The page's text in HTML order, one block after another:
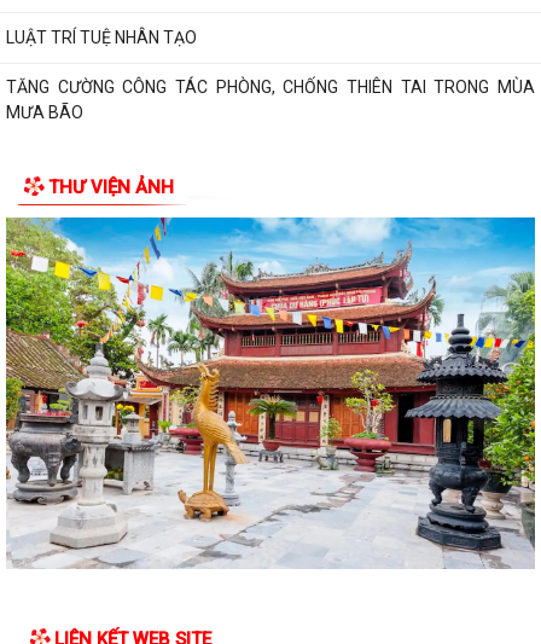
LUẬT TRÍ TUỆ NHÂN TẠO
TĂNG CƯỜNG CÔNG TÁC PHÒNG, CHỐNG THIÊN TAI TRONG MÙA
MƯA BÃO
THƯ VIỆN ẢNH
LIÊN KẾT WEB SITE